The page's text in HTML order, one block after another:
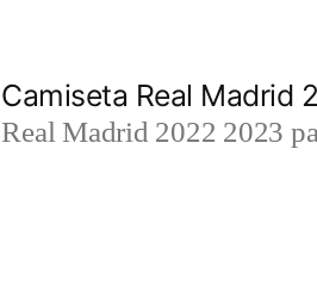
Camiseta Real Madrid
Real Madrid 2022 2023